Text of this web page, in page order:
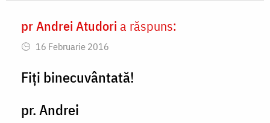
In
reply
to
a
pr Andrei Atudori a răspuns:
16 Februarie 2016
Fiți binecuvântată!
pr. Andrei